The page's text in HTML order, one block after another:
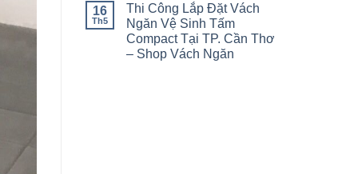
16
Th5
Thi Công Lắp Đặt Vách
Ngăn Vệ Sinh Tấm
Compact Tại TP. Cần Thơ
– Shop Vách Ngăn